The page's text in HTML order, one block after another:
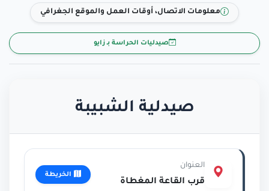
معلومات الاتصال، أوقات العمل والموقع الجغرافي
صيدليات الحراسة بـ زايو
صيدلية الشبيبة
العنوان
قرب القاعة المغطاة
الخريطة